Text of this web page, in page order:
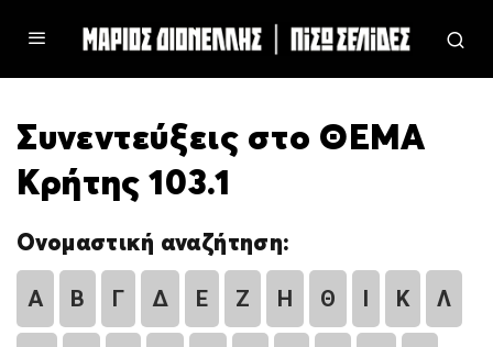
Συνεντεύξεις στο ΘΕΜΑ
Κρήτης 103.1
Ονομαστική αναζήτηση:
Α Β Γ Δ Ε Ζ Η Θ Ι Κ Λ